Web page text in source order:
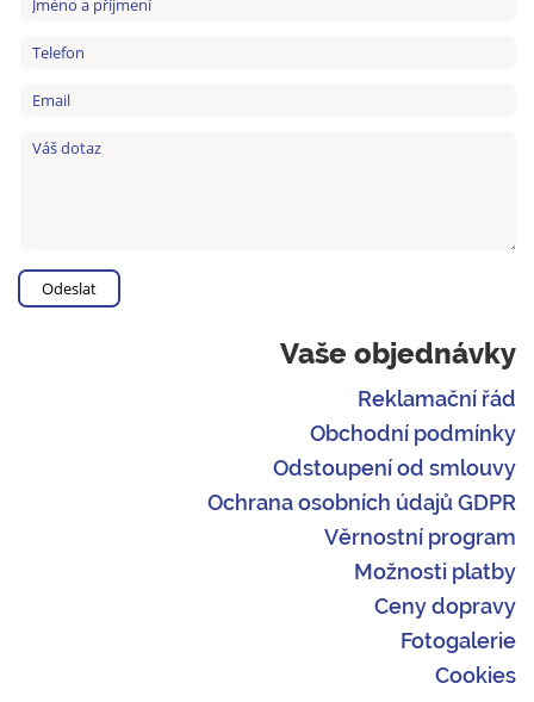
Vaše objednávky
Reklamační řád
Obchodní podmínky
Odstoupení od smlouvy
Ochrana osobních údajů GDPR
Věrnostní program
Možnosti platby
Ceny dopravy
Fotogalerie
Cookies